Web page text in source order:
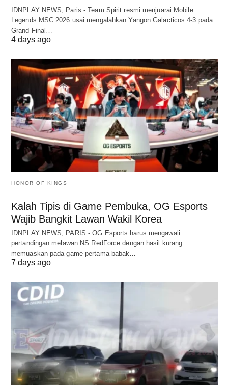
IDNPLAY NEWS, Paris - Team Spirit resmi menjuarai Mobile
Legends MSC 2026 usai mengalahkan Yangon Galacticos 4-3 pada
Grand Final…
4 days ago
HONOR OF KINGS
Kalah Tipis di Game Pembuka, OG Esports
Wajib Bangkit Lawan Wakil Korea
IDNPLAY NEWS, PARIS - OG Esports harus mengawali
pertandingan melawan NS RedForce dengan hasil kurang
memuaskan pada game pertama babak…
7 days ago